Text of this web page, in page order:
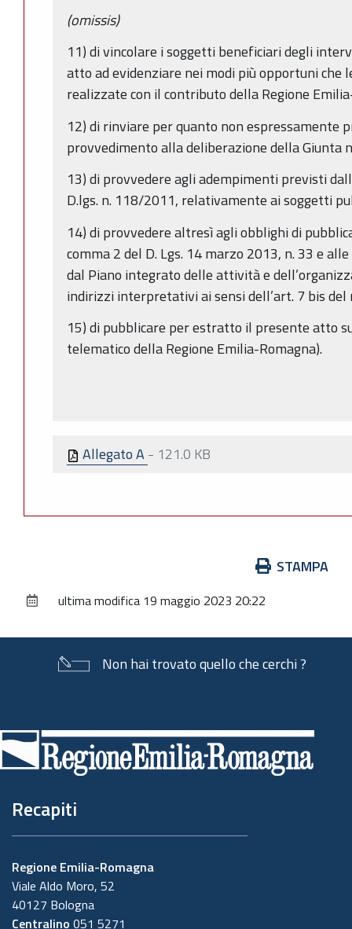
(omissis)
11) di vincolare i soggetti beneficiari degli
atto ad evidenziare nei modi più opportuni che
realizzate con il contributo della Regione
12) di rinviare per quanto non espressamente
provvedimento alla deliberazione della Giunta
13) di provvedere agli adempimenti previsti
D.lgs. n. 118/2011, relativamente ai soggetti
14) di provvedere altresì agli obblighi di
comma 2 del D. Lgs. 14 marzo 2013, n. 33 e
dal Piano integrato delle attività e
indirizzi interpretativi ai sensi dell’art. 7 bis del
15) di pubblicare per estratto il presente atto
telematico della Regione Emilia-Romagna).
Allegato A- 121.0 KB
documento
STAMPA
ultima modifica 19 maggio 2023 20:22
Non hai trovato quello che cerchi ?
di
pagina
Recapiti
Regione Emilia-Romagna
Viale Aldo Moro, 52
40127 Bologna
Centralino 051 5271